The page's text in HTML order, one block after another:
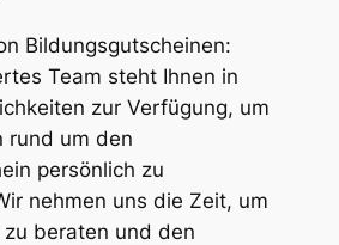
Bildungsgutscheinen:
Team steht Ihnen in
zur Verfügung, um
rund um den
persönlich zu
nehmen uns die Zeit, um
beraten und den